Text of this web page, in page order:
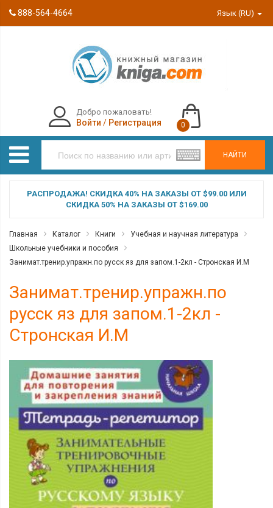
888-564-4664 Язык (RU)
НАЙТИ
Добро пожаловать!
Войти / Регистрация 0
РАСПРОДАЖА! СКИДКА 40% НА ЗАКАЗЫ ОТ $99.00 ИЛИ
СКИДКА 50% НА ЗАКАЗЫ ОТ $169.00
Главная Каталог Книги
Учебная и научная литература
Школьные учебники и пособия
Занимат.тренир.упражн.по русск яз для запом.1-2кл - Стронская И.М
Занимат.тренир.упражн.по
русск яз для запом.1-2кл -
Стронская И.М